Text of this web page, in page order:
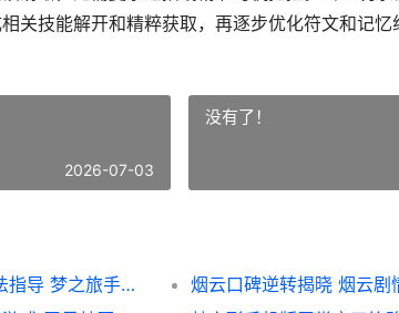
关技能解开和精粹获取，再逐步优化符文和记忆
2026-07-03
没有了！
梦之形手机版拉塞尔塔流派方法指导 梦之旅手机版
烟云口碑逆转揭晓 烟云剧